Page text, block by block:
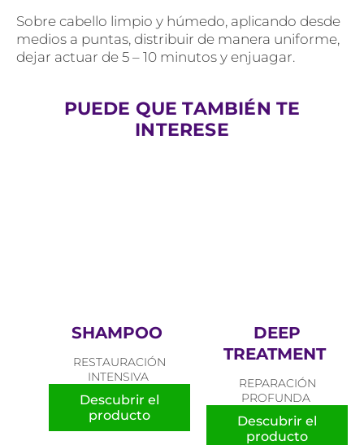
Sobre cabello limpio y húmedo, aplicando desde
medios a puntas, distribuir de manera uniforme,
dejar actuar de 5 – 10 minutos y enjuagar.
PUEDE QUE TAMBIÉN TE
INTERESE
SHAMPOO
RESTAURACIÓN
INTENSIVA
Descubrir el
producto
DEEP
TREATMENT
REPARACIÓN
PROFUNDA
Descubrir el
producto